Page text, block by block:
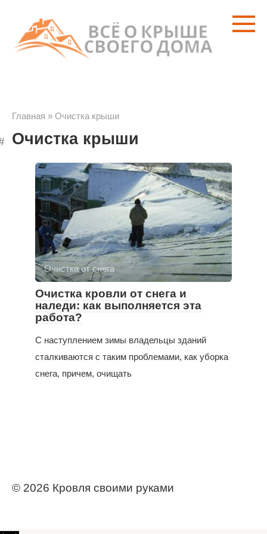
контенту
Главная » Очистка крыши
Очистка крыши
Очистка от снега
Очистка кровли от снега и
наледи: как выполняется эта
работа?
С наступлением зимы владельцы зданий
сталкиваются с таким проблемами, как уборка
снега, причем, очищать
© 2026 Кровля своими руками